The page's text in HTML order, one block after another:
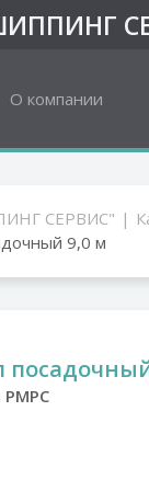
О компании
СЕРВИС"
9,0 м
РМРС